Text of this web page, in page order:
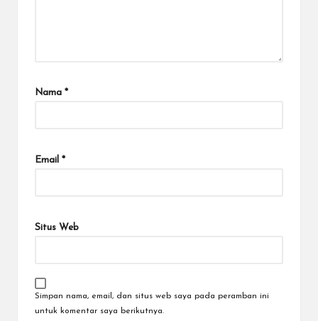
Nama *
Email *
Situs Web
Simpan nama, email, dan situs web saya pada peramban ini
untuk komentar saya berikutnya.